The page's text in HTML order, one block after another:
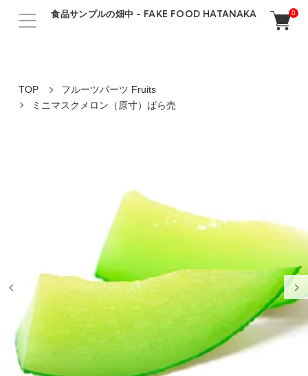
食品サンプルの畑中 - FAKE FOOD HATANAKA 0
TOP
フルーツパーツ Fruits
ミニマスクメロン（原寸）ばら売